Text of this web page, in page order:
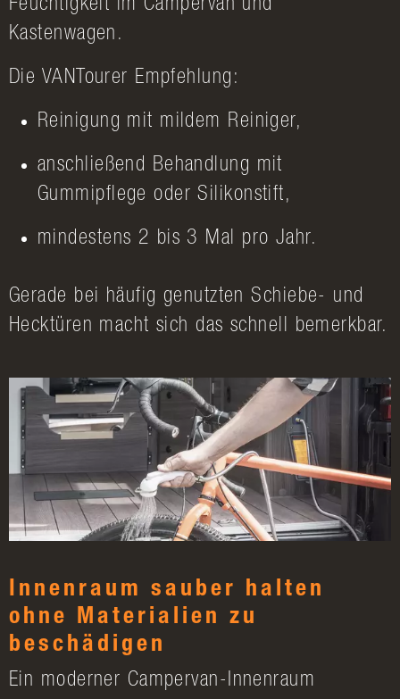
Feuchtigkeit im Campervan und
Kastenwagen.
Die VANTourer Empfehlung:
Reinigung mit mildem Reiniger,
anschließend Behandlung mit
Gummipflege oder Silikonstift,
mindestens 2 bis 3 Mal pro Jahr.
Gerade bei häufig genutzten Schiebe- und
Hecktüren macht sich das schnell bemerkbar.
Innenraum sauber halten
ohne Materialien zu
beschädigen
Ein moderner Campervan-Innenraum